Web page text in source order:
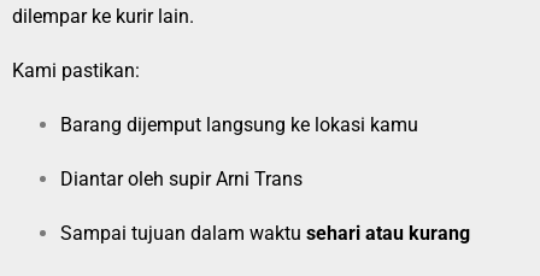
dilempar ke kurir lain.
Kami pastikan:
Barang dijemput langsung ke lokasi kamu
Diantar oleh supir Arni Trans
Sampai tujuan dalam waktu sehari atau kurang